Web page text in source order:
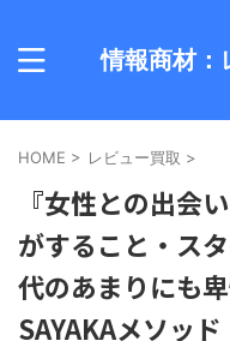
情報商材：
HOME > レビュー買取 >
『女性との出会
がすること・ス
代のあまりにも
SAYAKAメソッ